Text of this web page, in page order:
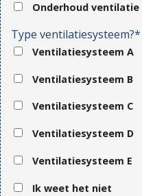
Onderhoud ventilatie
Type ventilatiesysteem?*
Ventilatiesysteem A
Ventilatiesysteem B
Ventilatiesysteem C
Ventilatiesysteem D
Ventilatiesysteem E
Ik weet het niet